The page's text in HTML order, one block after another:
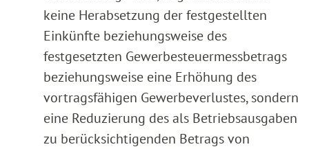
keine Herabsetzung der festgestellten
Einkünfte beziehungsweise des
festgesetzten Gewerbesteuermessbetrags
beziehungsweise eine Erhöhung des
vortragsfähigen Gewerbeverlustes, sondern
eine Reduzierung des als Betriebsausgaben
zu berücksichtigenden Betrags von